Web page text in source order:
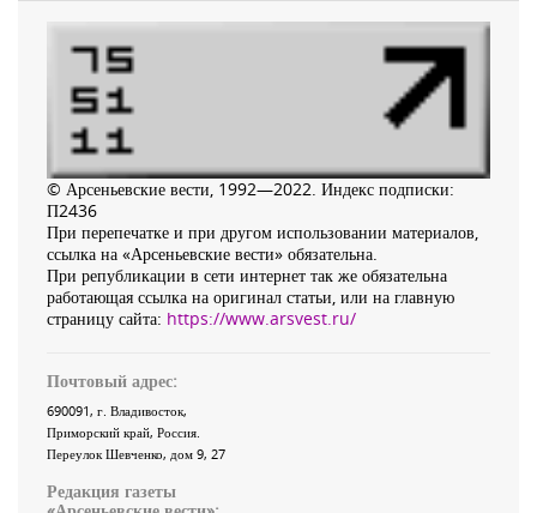
© Арсеньевские вести, 1992—2022. Индекс подписки:
П2436
При перепечатке и при другом использовании материалов,
ссылка на «Арсеньевские вести» обязательна.
При републикации в сети интернет так же обязательна
работающая ссылка на оригинал статьи, или на главную
страницу сайта: https://www.arsvest.ru/
Почтовый адрес:
690091, г. Владивосток,
Приморский край, Россия
Переулок Шевченко, дом 9, 27
Редакция газеты